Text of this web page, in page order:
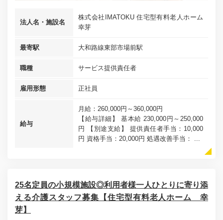
法人名・施設名
株式会社IMATOKU 住宅型有料老人ホーム
幸芽
最寄駅 大和路線東部市場前駅
職種 サービス提供責任者
雇用形態 正社員
給与
月給：260,000円～360,000円
【給与詳細】 基本給 230,000円～250,000
円 【別途支給】 提供責任者手当：10,000
円 資格手当：20,000円 処遇改善手当： ...
25名定員の小規模施設◎利用者様一人ひとりに寄り添
える介護スタッフ募集【住宅型有料老人ホーム 幸
芽】